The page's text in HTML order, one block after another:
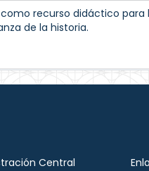
como recurso didáctico para
de la historia.
Central